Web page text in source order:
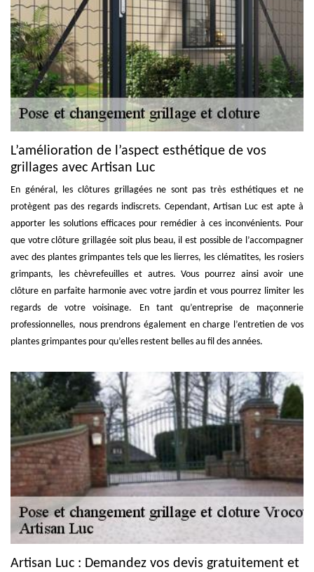
L’amélioration de l’aspect esthétique de vos
grillages avec Artisan Luc
En général, les clôtures grillagées ne sont pas très esthétiques et ne
protègent pas des regards indiscrets. Cependant, Artisan Luc est apte à
apporter les solutions efficaces pour remédier à ces inconvénients. Pour
que votre clôture grillagée soit plus beau, il est possible de l’accompagner
avec des plantes grimpantes tels que les lierres, les clématites, les rosiers
grimpants, les chèvrefeuilles et autres. Vous pourrez ainsi avoir une
clôture en parfaite harmonie avec votre jardin et vous pourrez limiter les
regards de votre voisinage. En tant qu’entreprise de maçonnerie
professionnelles, nous prendrons également en charge l’entretien de vos
plantes grimpantes pour qu’elles restent belles au fil des années.
Artisan Luc : Demandez vos devis gratuitement et